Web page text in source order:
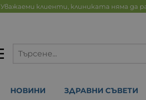
Уважаеми клиенти, клиниката няма да
НОВИНИ ЗДРАВНИ СЪВЕТИ